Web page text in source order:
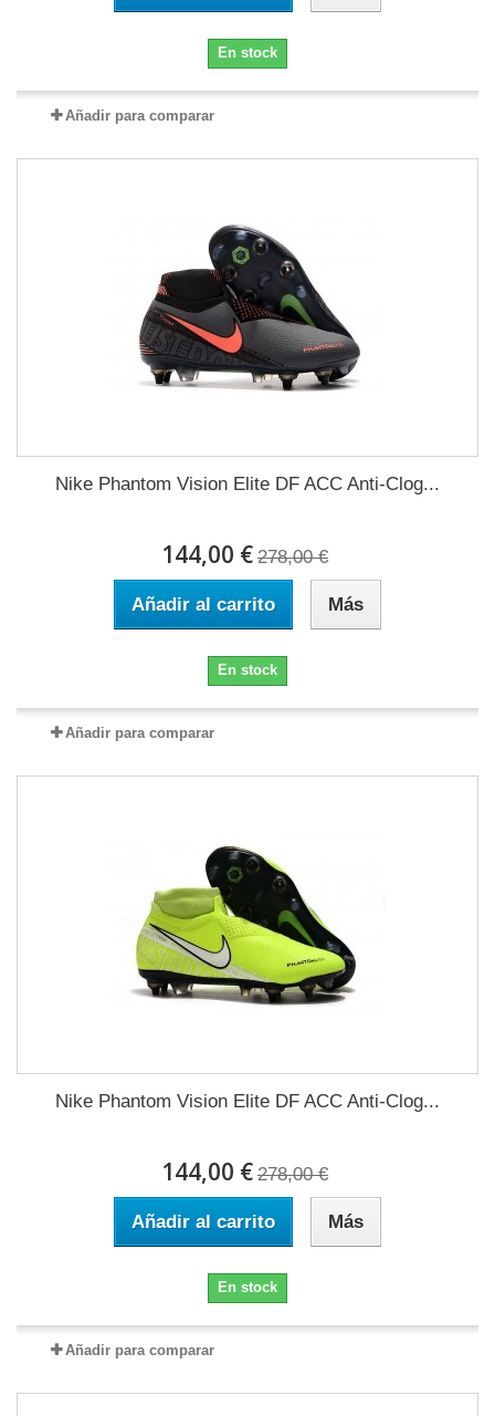
En stock
Añadir para comparar
Nike Phantom Vision Elite DF ACC Anti-Clog...
144,00 € 278,00 €
Añadir al carrito Más
En stock
Añadir para comparar
Nike Phantom Vision Elite DF ACC Anti-Clog...
144,00 € 278,00 €
Añadir al carrito Más
En stock
Añadir para comparar